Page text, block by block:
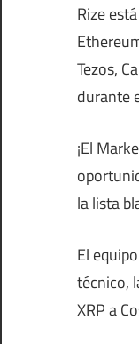
Rize
Tezos,
durante
¡El
la lista
El
técnico,
XRP a